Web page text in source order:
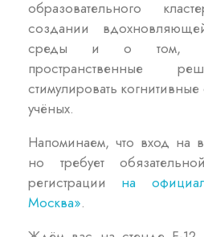
образовательного
создании
среды и о том,
пространственные
стимулировать
учёных.
Напоминаем, что вход на
но требует
регистрации на
Москва».